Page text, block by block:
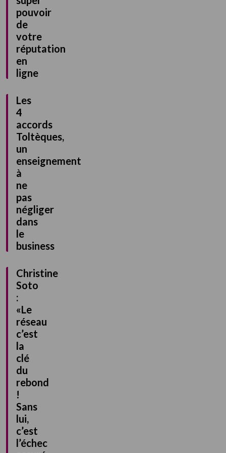
pouvoir
de
votre
réputation
en
ligne
Les
4
accords
Toltèques,
un
enseignement
à
ne
pas
négliger
dans
le
business
Christine
Soto
:
«Le
réseau
c’est
la
clé
du
rebond
!
Sans
lui,
c’est
l’échec